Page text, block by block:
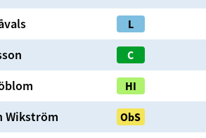
L
C
HI
Wikström ObS